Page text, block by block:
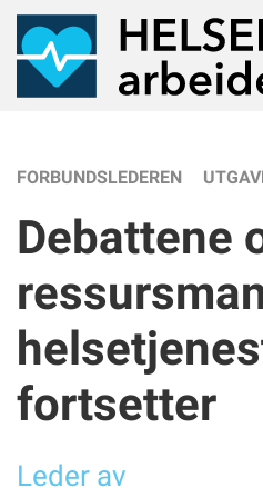
Søk i alt innhold
Les siste utgave på nett
Arkiv
NYHETER
Nyhetsarkiv
TEMA
Tematisk oversiikt
UTGAVE 3/2023
FORBUNDSLEDEREN
Debattene
fortsetter
Leder av